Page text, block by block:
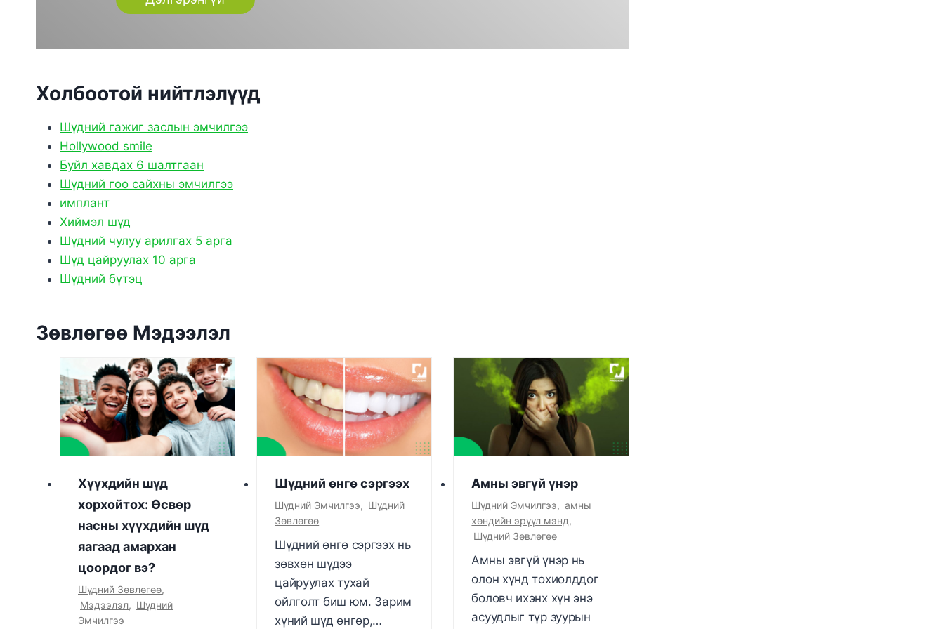
Холбоотой нийтлэлүүд
Шүдний гажиг заслын эмчилгээ
Hollywood smile
Буйл хавдах 6 шалтгаан
Шүдний гоо сайхны эмчилгээ
имплант
Хиймэл шүд
Шүдний чулуу арилгах 5 арга
Шүд цайруулах 10 арга
Шүдний бүтэц
Зөвлөгөө Мэдээлэл
Хүүхдийн шүд
хорхойтох: Өсвөр
насны хүүхдийн шүд
яагаад амархан
цоордог вэ?
Шүдний Зөвлөгөө,
Мэдээлэл, Шүдний
Эмчилгээ
Шүдний өнгө сэргээх
Шүдний Эмчилгээ, Шүдний
Зөвлөгөө
Шүдний өнгө сэргээх нь
зөвхөн шүдээ
цайруулах тухай
ойлголт биш юм. Зарим
хүний шүд өнгөр,…
Амны эвгүй үнэр
Шүдний Эмчилгээ, амны
хөндийн эрүүл мэнд,
Шүдний Зөвлөгөө
Амны эвгүй үнэр нь
олон хүнд тохиолддог
боловч ихэнх хүн энэ
асуудлыг түр зуурын